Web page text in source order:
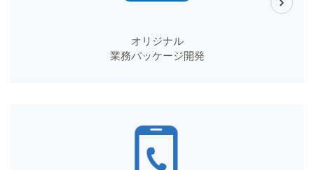
オリジナル
業務パッケージ開発